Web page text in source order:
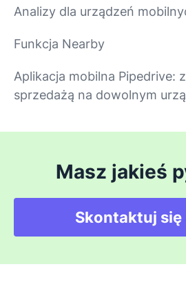
Analizy dla urządzeń
Funkcja Nearby
Aplikacja mobilna Pipedrive:
sprzedażą na dowolnym
Masz jakieś
Skontaktuj się